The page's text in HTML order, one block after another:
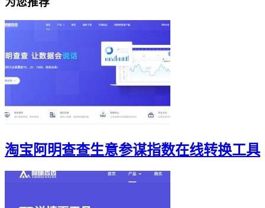
淘宝阿明查查生意参谋指数在线转换工具